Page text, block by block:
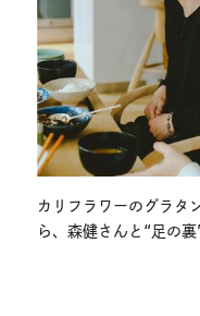
カリフラワーのグラタ
ら、森健さんと“足の